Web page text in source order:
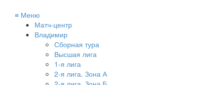
≡ Меню
Матч-центр
Владимир
Сборная тура
Высшая лига
1-я лига
2-я лига. Зона А